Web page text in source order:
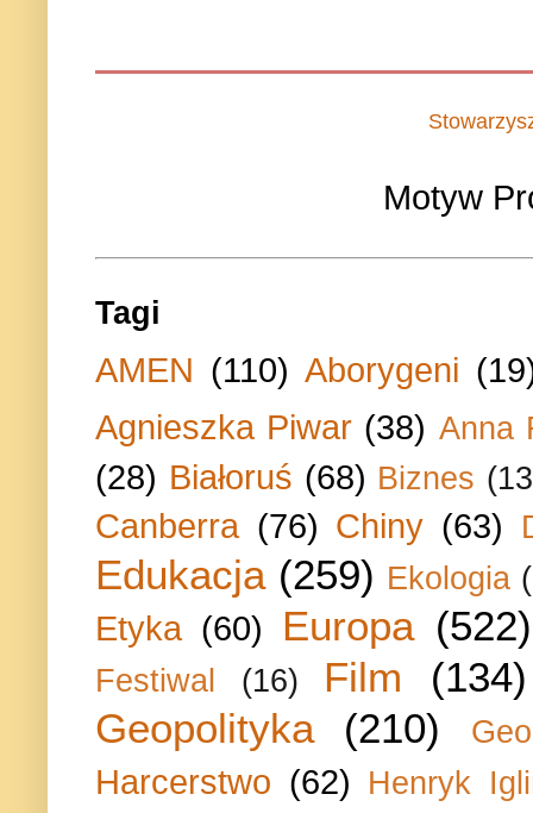
Motyw
Tagi
AMEN (110) Aborygeni
Agnieszka Piwar (38) Anna
(28) Białoruś (68) Biznes
Canberra (76) Chiny (63)
Edukacja (259) Ekologia
Etyka (60) Europa (522)
Festiwal (16) Film
(134)
Geopolityka
(210)
Harcerstwo (62) Henryk